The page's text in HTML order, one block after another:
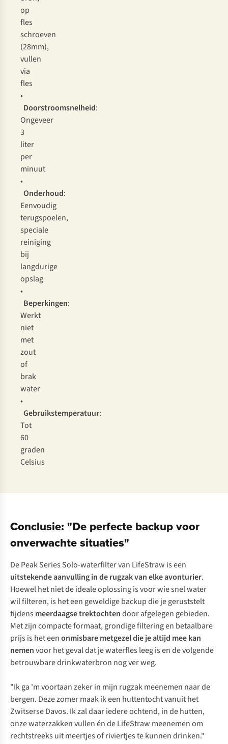
op
fles
schroeven
(28mm),
vullen
via
fles
•
Doorstroomsnelheid:
Ongeveer
3
liter
per
minuut
•
Onderhoud:
Eenvoudig
terugspoelen,
speciale
reiniging
bij
langdurige
opslag
•
Beperkingen:
Werkt
niet
met
zout
of
brak
water
•
Gebruikstemperatuur:
Tot
60
graden
Celsius
Conclusie: "De perfecte backup voor
onverwachte situaties"
De Peak Series Solo-waterfilter van LifeStraw is een
uitstekende aanvulling in derugzakvan elke avonturier.
Hoewel het niet de ideale oplossing is voor wie snel water
wil filteren, is het een geweldige backup die je geruststelt
tijdens meerdaagse trektochtendoor afgelegen gebieden.
Met zijn compacte formaat, grondige filtering en betaalbare
prijs is het eenonmisbare metgezel die je altijd mee kan
nemenvoor het geval dat je waterfles leeg is en de volgende
betrouwbare drinkwaterbron nog ver weg.
"Ik ga 'm voortaan zeker in mijn rugzak meenemen naar de
bergen. Deze zomer maak ik een huttentocht vanuit het
Zwitserse Davos. Ik zal daar iedere ochtend, in de hutten,
onze waterzakken vullen én de LifeStraw meenemen om
rechtstreeks uit meertjes of riviertjes te kunnen drinken."